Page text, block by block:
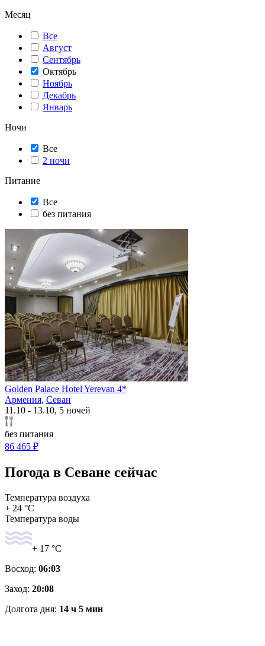
Месяц
Все
Август
Сентябрь
Октябрь
Ноябрь
Декабрь
Январь
Ночи
Все
2 ночи
Питание
Все
без питания
Golden Palace Hotel Yerevan 4*
Армения, Севан
11.10 - 13.10, 5 ночей
без питания
86 465 ₽
Погода в Севане сейчас
Температура воздуха
+ 24 °C
Температура воды
+ 17 °C
Восход: 06:03
Заход: 20:08
Долгота дня: 14 ч 5 мин